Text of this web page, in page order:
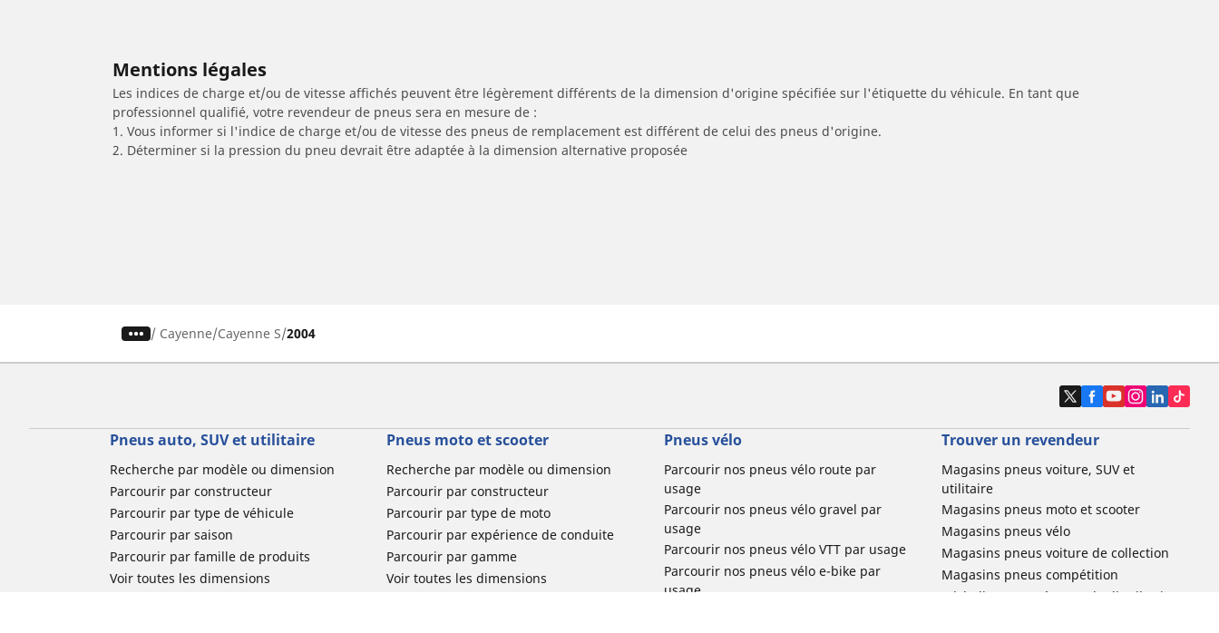
Mentions légales
Les indices de charge et/ou de vitesse affichés peuvent être légèrement différents de la dimension d'origine spécifiée sur l'étiquette du véhicule. En tant que
professionnel qualifié, votre revendeur de pneus sera en mesure de :
1. Vous informer si l'indice de charge et/ou de vitesse des pneus de remplacement est différent de celui des pneus d'origine.
2. Déterminer si la pression du pneu devrait être adaptée à la dimension alternative proposée
/ Cayenne Cayenne S 2004
Pneus auto, SUV et utilitaire
Recherche par modèle ou dimension
Parcourir par constructeur
Parcourir par type de véhicule
Parcourir par saison
Parcourir par famille de produits
Voir toutes les dimensions
Pneus moto et scooter
Recherche par modèle ou dimension
Parcourir par constructeur
Parcourir par type de moto
Parcourir par expérience de conduite
Parcourir par gamme
Voir toutes les dimensions
Pneus vélo
Parcourir nos pneus vélo route par
usage
Parcourir nos pneus vélo gravel par
usage
Parcourir nos pneus vélo VTT par usage
Parcourir nos pneus vélo e-bike par
usage
Trouver un revendeur
Magasins pneus voiture, SUV et
utilitaire
Magasins pneus moto et scooter
Magasins pneus vélo
Magasins pneus voiture de collection
Magasins pneus compétition
Michelin et ses réseaux de distribution